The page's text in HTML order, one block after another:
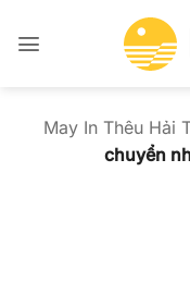
qua
May In Thêu Hải
chuyển